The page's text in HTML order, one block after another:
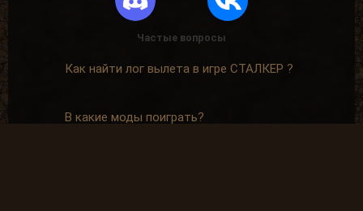
Частые вопросы
Как найти лог вылета в игре СТАЛКЕР ?
В какие моды поиграть?